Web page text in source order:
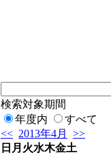
検索対象期間
年度内
すべて
<< 2013年4月
>>
日 月 火水木金土